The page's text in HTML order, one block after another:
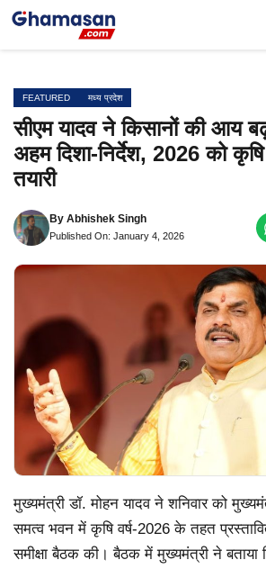
Skip
FEATURED मध्य प्रदेश
सीएम यादव ने किसानों की आय
अहम दिशा-निर्देश, 2026 को कृषि
तयारी
By Abhishek Singh
Published On: January 4, 2026
मुख्यमंत्री डॉ. मोहन यादव ने शनिवार को
समत्व भवन में कृषि वर्ष-2026 के तहत
समीक्षा बैठक की। बैठक में मुख्यमंत्री ने बताया